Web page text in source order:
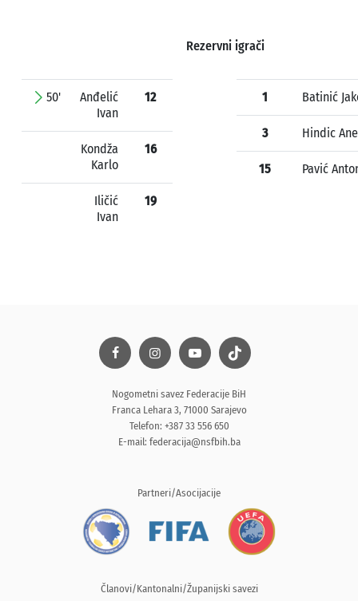
Rezervni igrači
50'
Anđelić
Ivan
12
Kondža
Karlo
16
Iličić
Ivan
19
1 Batinić
3 Hindic
15 Pavić
Nogometni savez Federacije BiH
Franca Lehara 3, 71000 Sarajevo
Telefon: +387 33 556 650
E-mail: federacija@nsfbih.ba
Partneri/Asocijacije
Članovi/Kantonalni/Županijski savezi